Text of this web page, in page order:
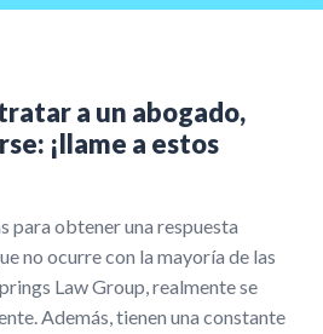
a un abogado,
¡llame a estos
para obtener una respuesta
no ocurre con la mayoría de las
Law Group, realmente se
Además, tienen una constante